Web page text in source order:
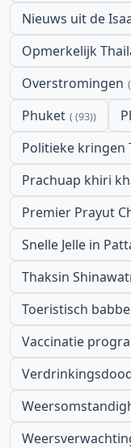
Nieuws uit de
Opmerkelijk
Overstromingen
Phuket (93)
Politieke kringen
Prachuap khiri
Premier Prayut
Snelle Jelle in
Thaksin
Toeristisch
Vaccinatie